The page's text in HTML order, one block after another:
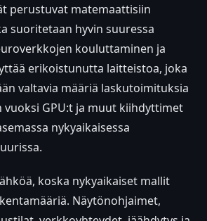
perustuvat matemaattisiin
suoritetaan hyvin suuressa
kouluttaminen ja
erikoistunutta laitteistoa, joka
valtavia määriä laskutoimituksia
vuoksi GPU:t ja muut kiihdyttimet
nykyaikaisessa
koska nykyaikaiset mallit
Näytönohjaimet,